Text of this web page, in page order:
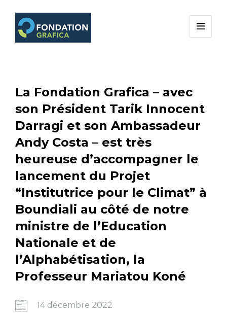
La Fondation Grafica – avec
son Président Tarik Innocent
Darragi et son Ambassadeur
Andy Costa – est très
heureuse d’accompagner le
lancement du Projet
“Institutrice pour le Climat” à
Boundiali au côté de notre
ministre de l’Education
Nationale et de
l’Alphabétisation, la
Professeur Mariatou Koné
14 décembre 2022